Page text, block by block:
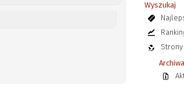
Wyszukaj
Strony